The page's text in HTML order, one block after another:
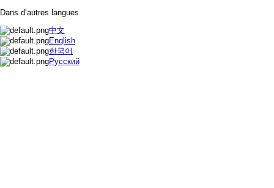
Dans d’autres langues
中文
English
한국어
Русский